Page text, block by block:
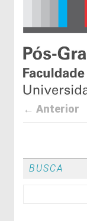
← Anterior
BUSCA